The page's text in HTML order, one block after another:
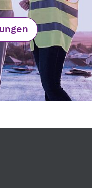
Zurück Karriere
Standorte